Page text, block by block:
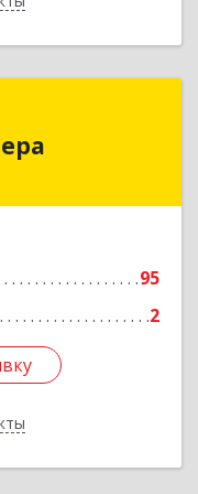
95
2
Подробнее